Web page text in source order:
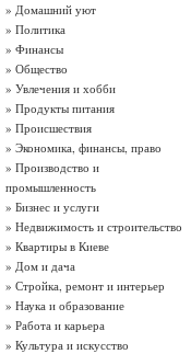
» Домашний уют
» Политика
» Финансы
» Общество
» Увлечения и хобби
» Продукты питания
» Происшествия
» Экономика, финансы, право
» Производство и
промышленность
» Бизнес и услуги
» Недвижимость и строительство
» Квартиры в Киеве
» Дом и дача
» Стройка, ремонт и интерьер
» Наука и образование
» Работа и карьера
» Культура и искусство